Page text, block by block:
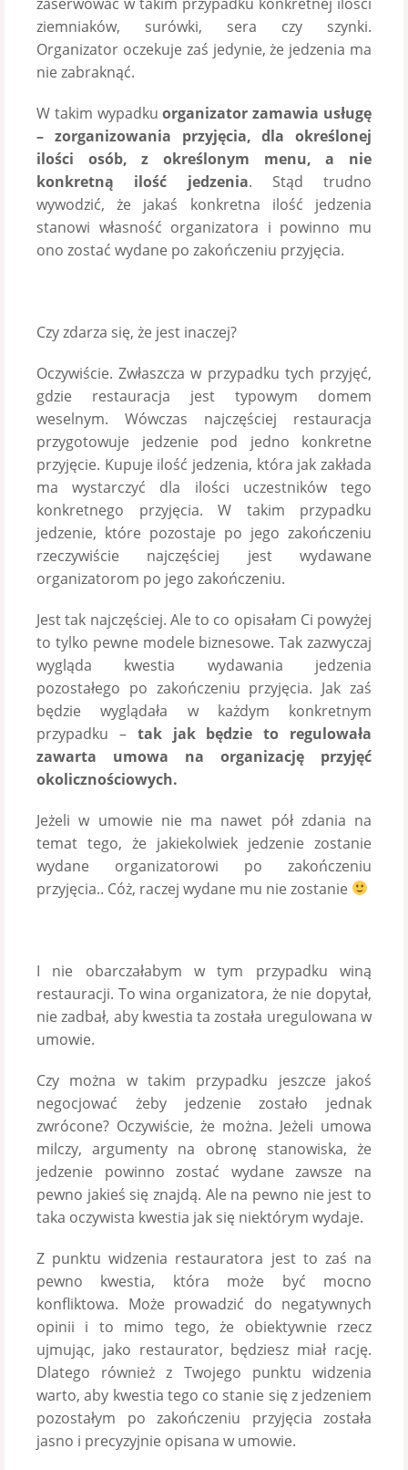
ziemniaków, surówki, sera czy szynki.
Organizator oczekuje zaś jedynie, że jedzenia ma
nie zabraknąć.
W takim wypadkuorganizator zamawia usługę
– zorganizowania przyjęcia, dla określonej
ilości osób, z określonym menu, a nie
konkretną ilość jedzenia. Stąd trudno
wywodzić, że jakaś konkretna ilość jedzenia
stanowi własność organizatora i powinno mu
ono zostać wydane po zakończeniu przyjęcia.
Czy zdarza się, że jest inaczej?
Oczywiście. Zwłaszcza w przypadku tych przyjęć,
gdzie restauracja jest typowym domem
weselnym. Wówczas najczęściej restauracja
przygotowuje jedzenie pod jedno konkretne
przyjęcie. Kupuje ilość jedzenia, która jak zakłada
ma wystarczyć dla ilości uczestników tego
konkretnego przyjęcia. W takim przypadku
jedzenie, które pozostaje po jego zakończeniu
rzeczywiście najczęściej jest wydawane
organizatorom po jego zakończeniu.
Jest tak najczęściej. Ale to co opisałam Ci powyżej
to tylko pewne modele biznesowe. Tak zazwyczaj
wygląda kwestia wydawania jedzenia
pozostałego po zakończeniu przyjęcia. Jak zaś
będzie wyglądała w każdym konkretnym
przypadku – tak jak będzie to regulowała
zawarta umowa na organizację przyjęć
okolicznościowych.
Jeżeli w umowie nie ma nawet pół zdania na
temat tego, że jakiekolwiek jedzenie zostanie
wydane organizatorowi po zakończeniu
przyjęcia.. Cóż, raczej wydane mu nie zostanie
I nie obarczałabym w tym przypadku winą
restauracji. To wina organizatora, że nie dopytał,
nie zadbał, aby kwestia ta została uregulowana w
umowie.
Czy można w takim przypadku jeszcze jakoś
negocjować żeby jedzenie zostało jednak
zwrócone? Oczywiście, że można. Jeżeli umowa
milczy, argumenty na obronę stanowiska, że
jedzenie powinno zostać wydane zawsze na
pewno jakieś się znajdą. Ale na pewno nie jest to
taka oczywista kwestia jak się niektórym wydaje.
Z punktu widzenia restauratora jest to zaś na
pewno kwestia, która może być mocno
konfliktowa. Może prowadzić do negatywnych
opinii i to mimo tego, że obiektywnie rzecz
ujmując, jako restaurator, będziesz miał rację.
Dlatego również z Twojego punktu widzenia
warto, aby kwestia tego co stanie się z jedzeniem
pozostałym po zakończeniu przyjęcia została
jasno i precyzyjnie opisana w umowie.